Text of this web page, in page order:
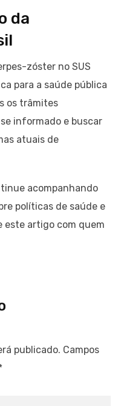
da
zóster no SUS
para a saúde pública
os trâmites
informado e buscar
atuais de
acompanhando
políticas de saúde e
este artigo com quem
publicado. Campos